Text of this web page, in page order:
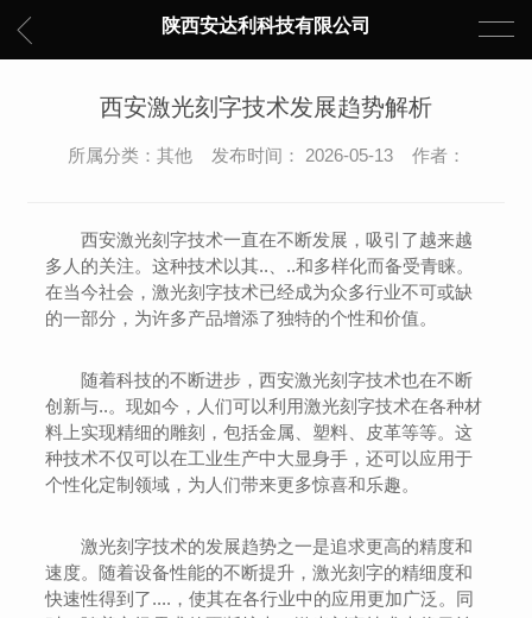
陕西安达利科技有限公司
西安激光刻字技术发展趋势解析
所属分类：其他 发布时间： 2026-05-13 作者：
西安激光刻字技术一直在不断发展，吸引了越来越
多人的关注。这种技术以其..、..和多样化而备受青睐。
在当今社会，激光刻字技术已经成为众多行业不可或缺
的一部分，为许多产品增添了独特的个性和价值。
随着科技的不断进步，西安激光刻字技术也在不断
创新与..。现如今，人们可以利用激光刻字技术在各种材
料上实现精细的雕刻，包括金属、塑料、皮革等等。这
种技术不仅可以在工业生产中大显身手，还可以应用于
个性化定制领域，为人们带来更多惊喜和乐趣。
激光刻字技术的发展趋势之一是追求更高的精度和
速度。随着设备性能的不断提升，激光刻字的精细度和
快速性得到了....，使其在各行业中的应用更加广泛。同